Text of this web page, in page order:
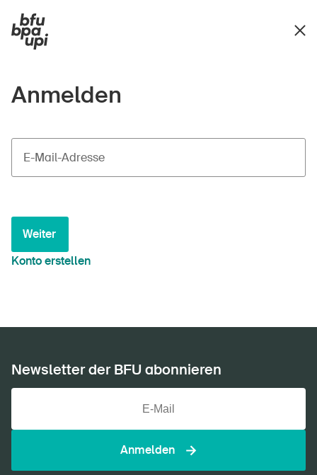
Anmelden
E-Mail-Adresse
Weiter
Konto erstellen
Newsletter der BFU abonnieren
Anmelden